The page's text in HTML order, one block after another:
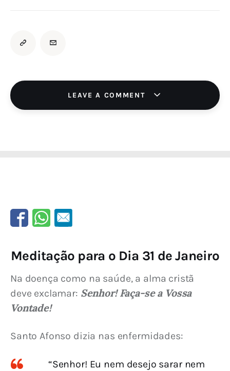
LEAVE A COMMENT
Meditação para o Dia 31 de Janeiro
Na doença como na saúde, a alma cristã
deve exclamar: Senhor! Faça-se a Vossa
Vontade!
Santo Afonso dizia nas enfermidades:
“Senhor! Eu nem desejo sarar nem